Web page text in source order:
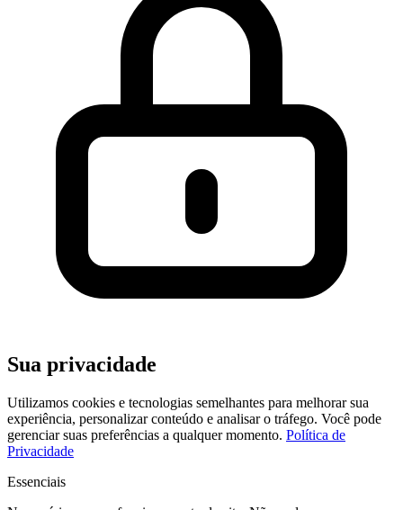
Sua privacidade
Utilizamos cookies e tecnologias semelhantes para melhorar sua
experiência, personalizar conteúdo e analisar o tráfego. Você pode
gerenciar suas preferências a qualquer momento. Política de
Privacidade
Essenciais